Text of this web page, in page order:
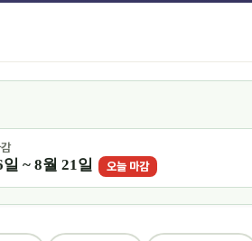
~ 8월 21일 오늘 마감